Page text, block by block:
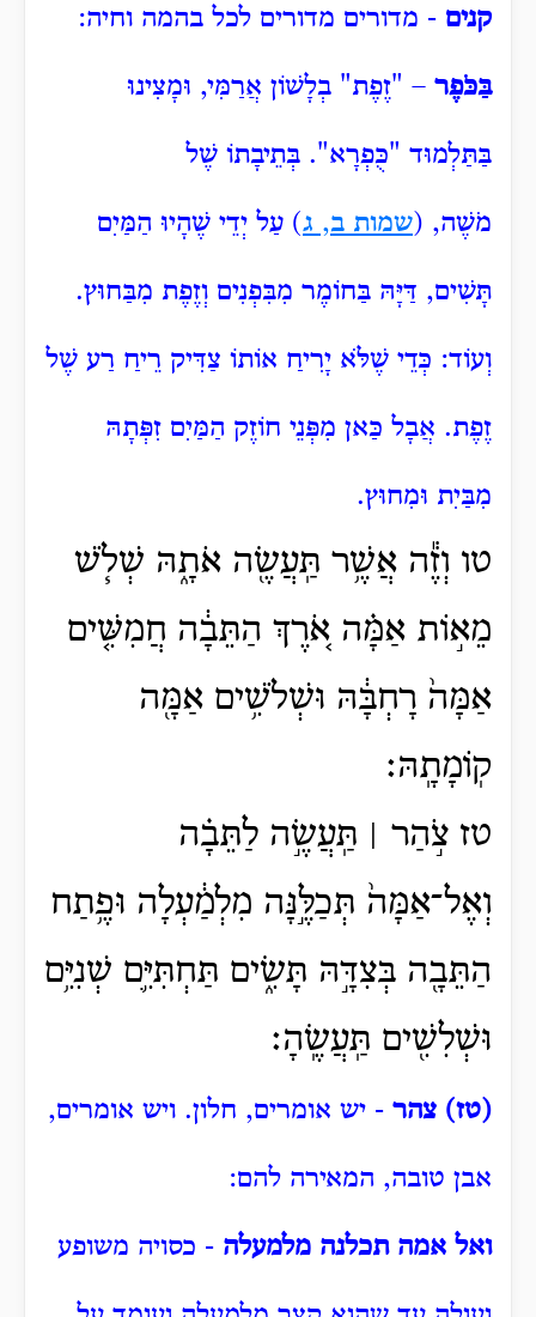
קנים - מדורים מדורים לכל בהמה וחיה:
בַּכֹּפֶר – "זֶפֶת" בְלָשׁוֹן אֲרַמִּי, וּמָצִינוּ
בַּתַּלְמוּד "כֻּפְרָא". בְּתֵיבָתוֹ שֶׁל
מֹשֶׁה, (שמות ב, ג) עַל יְדֵי שֶׁהָיוּ הַמַּיִם
תָּשִׁים, דַּיָּהּ בַּחוֹמֶר מִבִּפְנִים וְזֶפֶת מִבַּחוּץ.
וְעוֹד: כְּדֵי שֶׁלֹּא יָרִיחַ אוֹתוֹ צַדִּיק רֵיחַ רַע שֶׁל
זֶפֶת. אֲבָל כַּאן מִפְּנֵי חוֹזֶק הַמַּיִם זִפְּתָהּ
מִבַּיִת וּמִחוּץ.
טו וְזֶ֕ה אֲשֶׁ֥ר תַּֽעֲשֶׂ֖ה אֹתָ֑הּ שְׁלֹ֧שׁ
מֵא֣וֹת אַמָּ֗ה אֹ֚רֶךְ הַתֵּבָ֔ה חֲמִשִּׁ֤ים
אַמָּה֙ רָחְבָּ֔הּ וּשְׁלֹשִׁ֥ים אַמָּ֖ה
קֽוֹמָתָֽהּ׃
טז צֹ֣הַר ׀ תַּֽעֲשֶׂ֣ה לַתֵּבָ֗ה
וְאֶל־אַמָּה֙ תְּכַלֶּ֣נָּה מִלְמַ֔עְלָה וּפֶ֥תַח
הַתֵּבָ֖ה בְּצִדָּ֣הּ תָּשִׂ֑ים תַּחְתִּיִּ֛ם שְׁנִיִּ֥ם
וּשְׁלִשִׁ֖ים תַּֽעֲשֶֽׂהָ׃
(טז) צהר - יש אומרים, חלון. ויש אומרים,
אבן טובה, המאירה להם:
ואל אמה תכלנה מלמעלה - כסויה משופע